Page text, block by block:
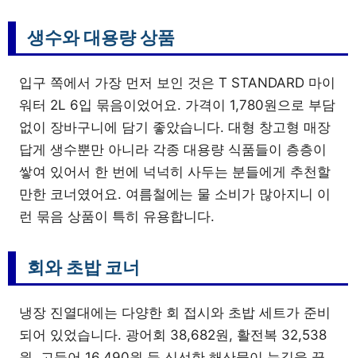
생수와 대용량 상품
입구 쪽에서 가장 먼저 보인 것은 T STANDARD 마이
워터 2L 6입 묶음이었어요. 가격이 1,780원으로 부담
없이 장바구니에 담기 좋았습니다. 대형 창고형 매장
답게 생수뿐만 아니라 각종 대용량 식품들이 층층이
쌓여 있어서 한 번에 넉넉히 사두는 분들에게 추천할
만한 코너였어요. 여름철에는 물 소비가 많아지니 이
런 묶음 상품이 특히 유용합니다.
회와 초밥 코너
냉장 진열대에는 다양한 회 접시와 초밥 세트가 준비
되어 있었습니다. 광어회 38,682원, 활전복 32,538